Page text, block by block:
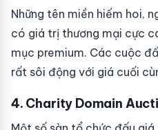
Những tên miền hiếm hoi,
có giá trị thương mại cực
mục premium. Các cuộc
rất sôi động với giá cuối
4. Charity Domain